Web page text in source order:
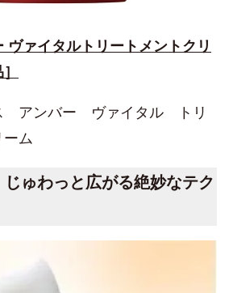
ヴァイタルトリートメントクリ
アンバー ヴァイタル トリ
ム
ゅわっと広がる絶妙なテク